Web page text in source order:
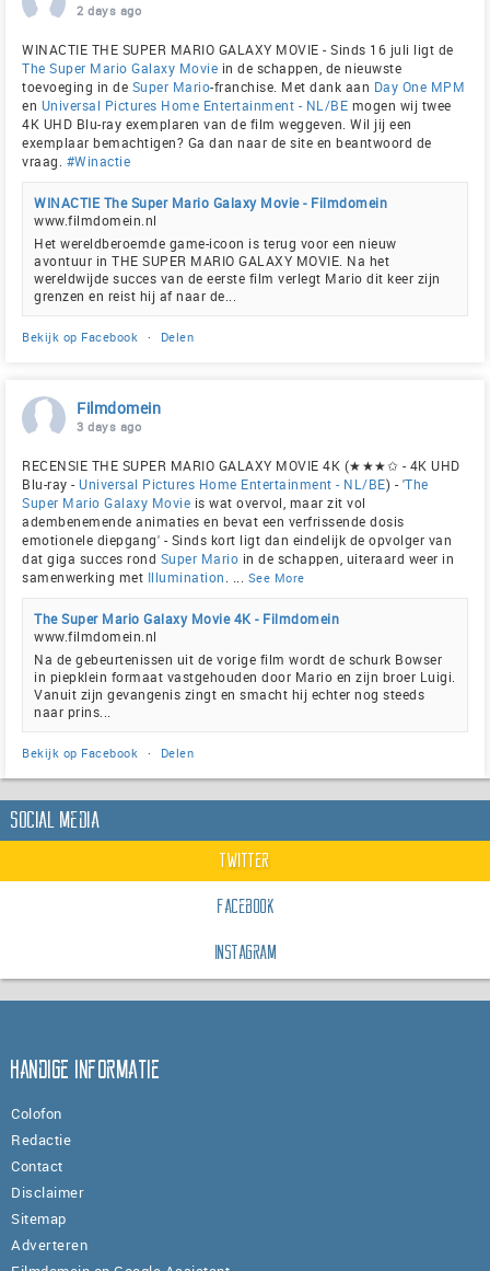
2 days ago
WINACTIE THE SUPER MARIO GALAXY MOVIE - Sinds 16 juli ligt de
The Super Mario Galaxy Movie in de schappen, de nieuwste
toevoeging in de Super Mario-franchise. Met dank aan Day One MPM
en Universal Pictures Home Entertainment - NL/BE mogen wij twee
4K UHD Blu-ray exemplaren van de film weggeven. Wil jij een
exemplaar bemachtigen? Ga dan naar de site en beantwoord de
vraag. #Winactie
WINACTIE The Super Mario Galaxy Movie - Filmdomein
www.filmdomein.nl
Het wereldberoemde game-icoon is terug voor een nieuw
avontuur in THE SUPER MARIO GALAXY MOVIE. Na het
wereldwijde succes van de eerste film verlegt Mario dit keer zijn
grenzen en reist hij af naar de...
Bekijk op Facebook · Delen
Filmdomein
3 days ago
RECENSIE THE SUPER MARIO GALAXY MOVIE 4K (★★★✩ - 4K UHD
Blu-ray - Universal Pictures Home Entertainment - NL/BE) - 'The
Super Mario Galaxy Movie is wat overvol, maar zit vol
adembenemende animaties en bevat een verfrissende dosis
emotionele diepgang' - Sinds kort ligt dan eindelijk de opvolger van
dat giga succes rond Super Mario in de schappen, uiteraard weer in
samenwerking met Illumination See More
The Super Mario Galaxy Movie 4K - Filmdomein
www.filmdomein.nl
Na de gebeurtenissen uit de vorige film wordt de schurk Bowser
in piepklein formaat vastgehouden door Mario en zijn broer Luigi.
Vanuit zijn gevangenis zingt en smacht hij echter nog steeds
naar prins...
Bekijk op Facebook · Delen
Social Media
Twitter
Facebook
Instagram
Handige informatie
Colofon
Redactie
Contact
Disclaimer
Sitemap
Adverteren